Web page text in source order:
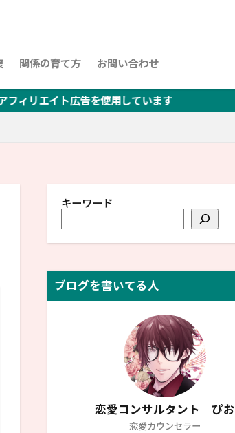
関係の育て方 お問い合わせ
を使用しています
キーワード
ブログを書いてる人
恋愛コンサルタント ぴお
恋愛カウンセラー